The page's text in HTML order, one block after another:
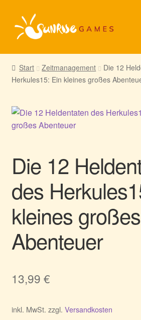
Zur
Navigation
Zum
Inhalt
► Startseite
► Neuigkeiten von uns
► Support/Hilfe
► Mein Konto
Start Zeitmanagement
Die 12
Herkules15: Ein kleines großes
Die 12
des
kleines großes
Abenteuer
13,99 €
inkl. MwSt. zzgl. Versandkosten